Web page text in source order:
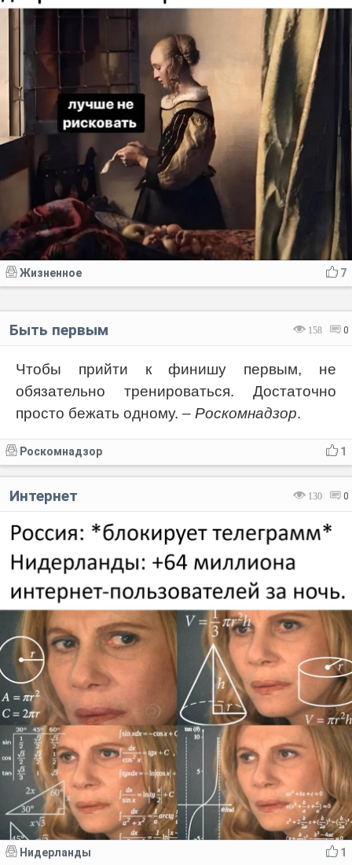
7
Жизненное
158 0
Быть первым
Чтобы прийти к финишу первым, не
обязательно тренироваться. Достаточно
просто бежать одному. – Роскомнадзор.
1
Роскомнадзор
130 0
Интернет
1
Нидерланды